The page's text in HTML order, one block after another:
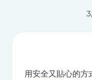
用安全又貼心的方